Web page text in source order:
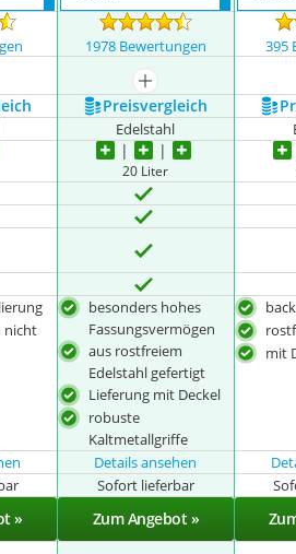
1978 Bewertungen 395
mehr anzeigen
Preis­vergleich
Edelstahl
20 Liter
nicht
besonders hohes
Fassungsvermögen
aus rostfreiem
Edelstahl gefertigt
Lieferung mit Deckel
robuste
Kaltmetallgriffe
mit
Details ansehen
Sofort lieferbar
» Zum Angebot »